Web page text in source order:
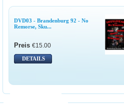
DVD03 - Brandenburg 92 - No
Remorse, Sku...
Preis €15.00
DETAILS